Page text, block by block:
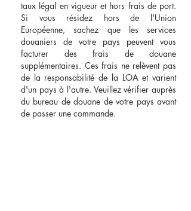
taux légal en vigueur et hors frais de port.
Si vous résidez hors de l'Union
Européenne, sachez que les services
douaniers de votre pays peuvent vous
facturer des frais de douane
supplémentaires. Ces frais ne relèvent pas
de la responsabilité de la LOA et varient
d'un pays à l'autre. Veuillez vérifier auprès
du bureau de douane de votre pays avant
de passer une commande.